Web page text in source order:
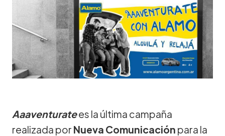
Aaaventuratees la última campaña
realizada por Nueva Comunicación para la